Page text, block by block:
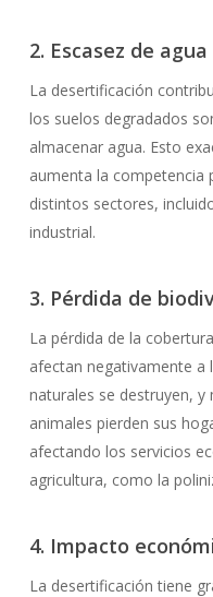
2. Escasez de agua
La desertificación
los suelos degradados
almacenar agua. Esto
aumenta la competencia
distintos sectores,
industrial.
3. Pérdida de
La pérdida de la
afectan negativamente a
naturales se destruyen, y
animales pierden sus
afectando los servicios
agricultura, como la
4. Impacto
La desertificación tiene